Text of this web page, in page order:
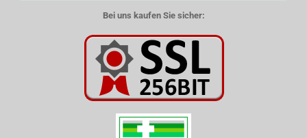
Bei uns kaufen Sie sicher: